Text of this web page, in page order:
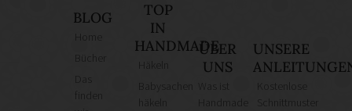
BLOG
finden
TOP
IN
HANDMADEÜBER
UNS
Was ist
UNSERE
Kostenlose
Schnittmuster